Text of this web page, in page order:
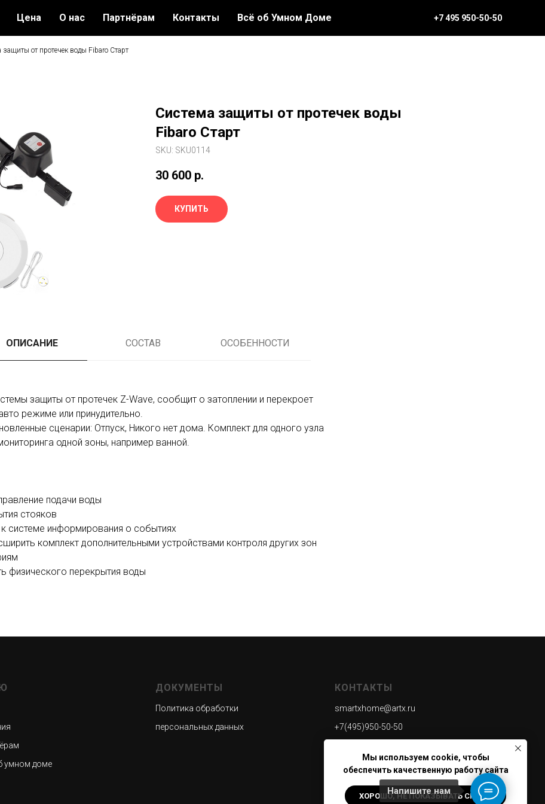
Цена О нас Партнёрам Контакты Всё об Умном Доме +7 495 950-50-50
защиты от протечек воды Fibaro Старт
Система защиты от протечек воды
Fibaro Старт
SKU: SKU0114
30 600 р.
КУПИТЬ
ОПИСАНИЕ СОСТАВ ОСОБЕННОСТИ
защиты от протечек Z-Wave, сообщит о затоплении и перекроет
режиме или принудительно.
сценарии: Отпуск, Никого нет дома. Комплект для одного узла
одной зоны, например ванной.
подачи воды
стояков
системе информирования о событиях
комплект дополнительными устройствами контроля других зон
физического перекрытия воды
Мы используем cookie, чтобы
обеспечить качественную работу сайта
ХОРОШО, НЕ ПОКАЗЫВАТЬ СНОВА
Напишите нам
умном доме
ДОКУМЕНТЫ
Политика обработки
персональных данных
КОНТАКТЫ
smartxhome@artx.ru
+7(495)950-50-50